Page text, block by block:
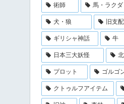
術師 馬・ラクダ
犬・狼 旧支
ギリシャ神話 牛
日本三大妖怪
プロット ゴルゴ
クトゥルフアイテム